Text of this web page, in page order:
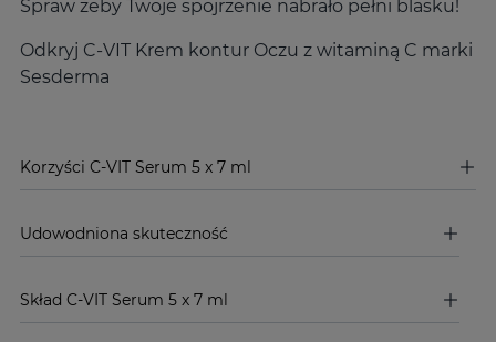
Spraw żeby Twoje spojrzenie nabrało pełni blasku!
Odkryj C-VIT Krem kontur Oczu z witaminą C marki
Sesderma
Korzyści C-VIT Serum 5 x 7 ml
Udowodniona skuteczność
Skład C-VIT Serum 5 x 7 ml